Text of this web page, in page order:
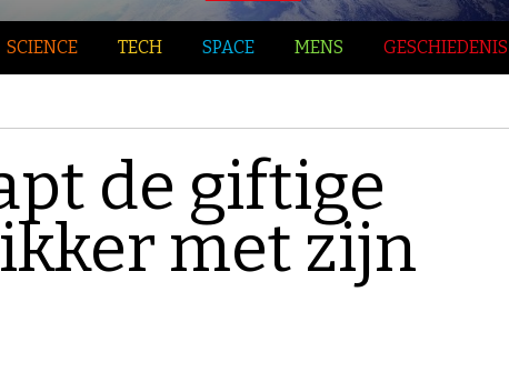
SCIENCE TECH SPACE MENS GESCHIEDENIS
de giftige
met zijn